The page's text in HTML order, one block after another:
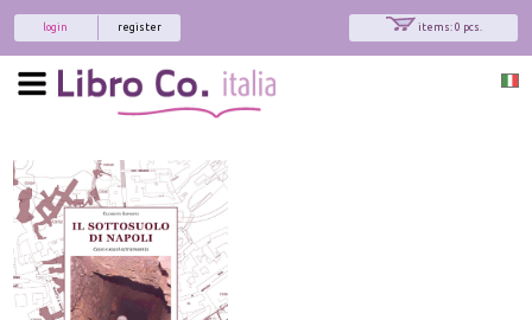
items: 0 pcs.
register
login